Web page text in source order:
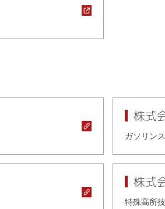
株式
ガソリン
株式
特殊高所